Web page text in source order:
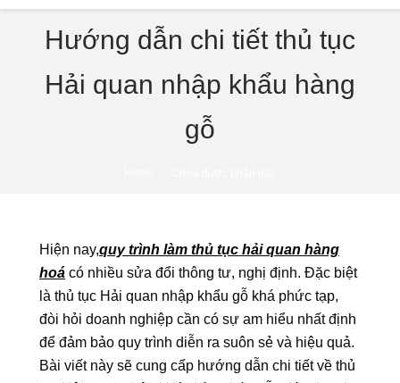
Hướng dẫn chi tiết thủ tục
Hải quan nhập khẩu hàng
gỗ
Hiện nay,quy trình làm thủ tục hải quan hàng
hoá có nhiều sửa đổi thông tư, nghị định. Đặc biệt
là thủ tục Hải quan nhập khẩu gỗ khá phức tạp,
đòi hỏi doanh nghiệp cần có sự am hiểu nhất định
để đảm bảo quy trình diễn ra suôn sẻ và hiệu quả.
Bài viết này sẽ cung cấp hướng dẫn chi tiết về thủ